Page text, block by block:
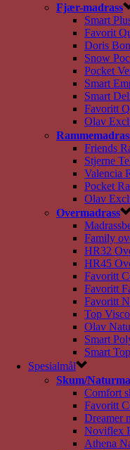
Fjær-madrass
Smart
Favorit
Doris
Snow
Pocket
Smart
Smart
Favoritt
Olav
Friends
Stjerne
Valencia
Pocket
Olav
Overmadrass
Family
HR32
HR45
Favoritt
Favoritt
Favoritt
Top
Olav
Smart
Smart
Spesialmål
Skum/
Comfort
Favoritt
Dreamer
Noviflex
Athena